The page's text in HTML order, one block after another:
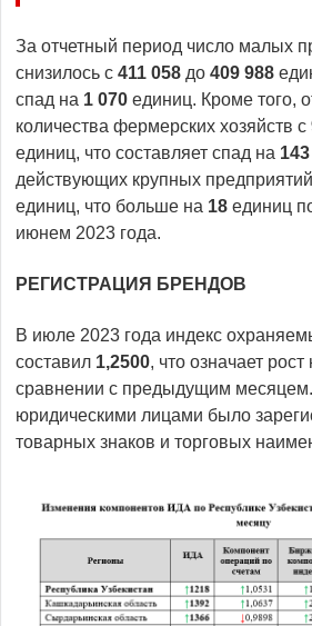
За отчетный период число малых
снизилось с 411 058 до 409 988
спад на 1 070 единиц. Кроме того,
количества фермерских хозяйств с
единиц, что составляет спад на 143
действующих крупных
единиц, что больше на 18 единиц
июнем 2023 года.
РЕГИСТРАЦИЯ БРЕНДОВ
В июле 2023 года индекс
составил 1,2500, что означает рост
сравнении с предыдущим
юридическими лицами было
товарных знаков и торговых